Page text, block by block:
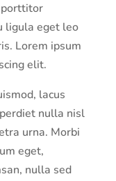
porttitor
ligula eget leo
Lorem ipsum
elit.
lacus
nulla nisl
urna. Morbi
eget,
nulla sed